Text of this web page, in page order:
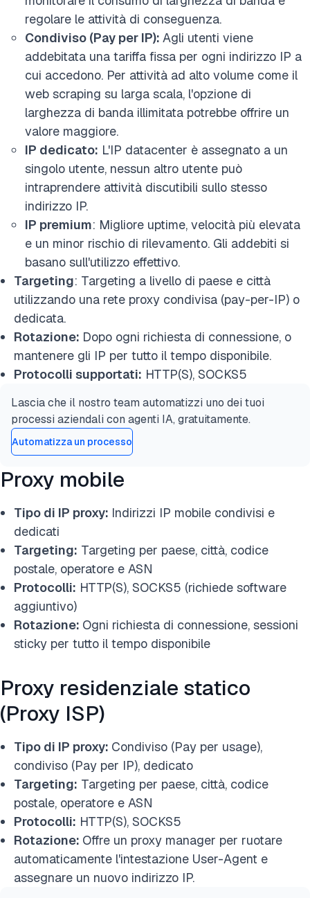
regolare le attività di conseguenza.
Condiviso (Pay per IP): Agli utenti viene
addebitata una tariffa fissa per ogni indirizzo IP a
cui accedono. Per attività ad alto volume come il
web scraping su larga scala, l'opzione di
larghezza di banda illimitata potrebbe offrire un
valore maggiore.
IP dedicato: L'IP datacenter è assegnato a un
singolo utente, nessun altro utente può
intraprendere attività discutibili sullo stesso
indirizzo IP.
IP premium: Migliore uptime, velocità più elevata
e un minor rischio di rilevamento. Gli addebiti si
basano sull'utilizzo effettivo.
Targeting: Targeting a livello di paese e città
utilizzando una rete proxy condivisa (pay-per-IP) o
dedicata.
Rotazione: Dopo ogni richiesta di connessione, o
mantenere gli IP per tutto il tempo disponibile.
Protocolli supportati: HTTP(S), SOCKS5
Lascia che il nostro team automatizzi uno dei tuoi
processi aziendali con agenti IA, gratuitamente.
Automatizza un processo
Proxy mobile
Tipo di IP proxy: Indirizzi IP mobile condivisi e
dedicati
Targeting: Targeting per paese, città, codice
postale, operatore e ASN
Protocolli: HTTP(S), SOCKS5 (richiede software
aggiuntivo)
Rotazione: Ogni richiesta di connessione, sessioni
sticky per tutto il tempo disponibile
Proxy residenziale statico
(Proxy ISP)
Tipo di IP proxy: Condiviso (Pay per usage),
condiviso (Pay per IP), dedicato
Targeting: Targeting per paese, città, codice
postale, operatore e ASN
Protocolli: HTTP(S), SOCKS5
Rotazione: Offre un proxy manager per ruotare
automaticamente l'intestazione User-Agent e
assegnare un nuovo indirizzo IP.